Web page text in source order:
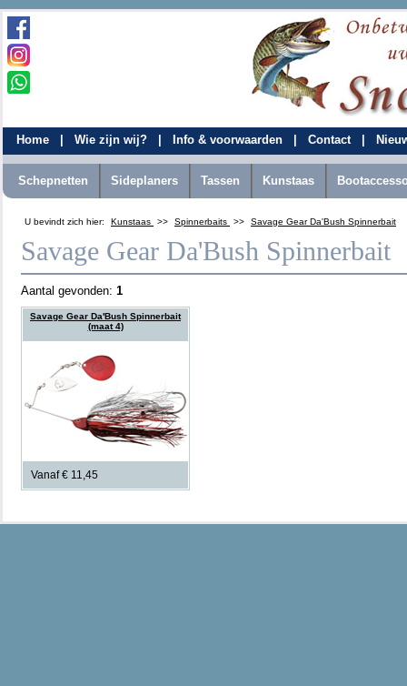
Home Wie zijn wij? Info & voorwaarden Contact
Schepnetten Sideplaners Tassen Kunstaas
U bevindt zich hier: Kunstaas >> Spinnerbaits >> Savage Gear Da'Bush Spinnerbait
Savage Gear Da'Bush Spinnerbait
Aantal gevonden: 1
Savage Gear Da'Bush Spinnerbait
(maat 4)
Vanaf € 11,45